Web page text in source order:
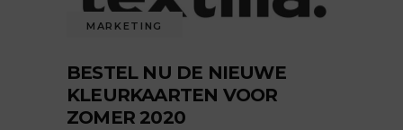
MARKETING
BESTEL NU DE NIEUWE
KLEURKAARTEN VOOR
ZOMER 2020